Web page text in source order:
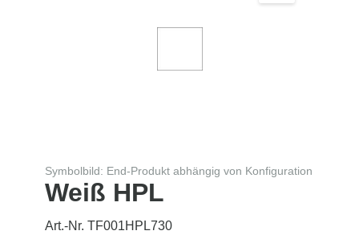
Symbolbild: End-Produkt abhängig von Konfiguration
Weiß HPL
Art.-Nr. TF001HPL730